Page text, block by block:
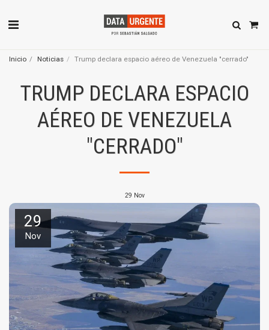
Inicio Noticias Trump declara espacio aéreo de Venezuela "cerrado"
TRUMP DECLARA ESPACIO
AÉREO DE VENEZUELA
"CERRADO"
29 Nov
29
Nov